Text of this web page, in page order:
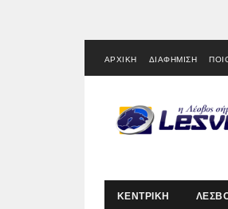
ΑΡΧΙΚΗ ΔΙΑΦΗΜΙΣΗ
ΚΕΝΤΡΙΚΗ